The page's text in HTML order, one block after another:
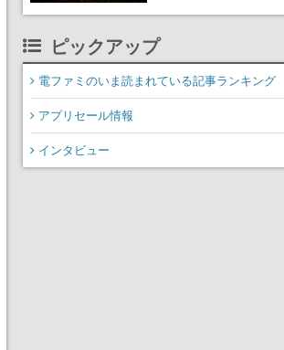
万2000人」を超える盛
倒的に好評”
ピックアップ
電ファミのいま読まれている記事ランキング
アプリセール情報
インタビュー